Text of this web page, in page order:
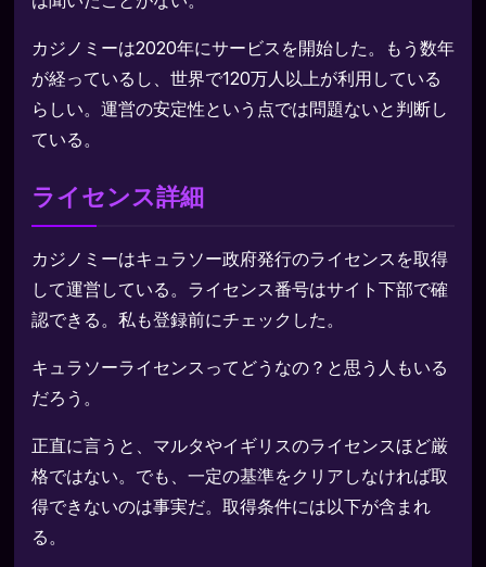
カジノミーは2020年にサービスを開始した。もう数年
が経っているし、世界で120万人以上が利用している
らしい。運営の安定性という点では問題ないと判断し
ている。
ライセンス詳細
カジノミーはキュラソー政府発行のライセンスを取得
して運営している。ライセンス番号はサイト下部で確
認できる。私も登録前にチェックした。
キュラソーライセンスってどうなの？と思う人もいる
だろう。
正直に言うと、マルタやイギリスのライセンスほど厳
格ではない。でも、一定の基準をクリアしなければ取
得できないのは事実だ。取得条件には以下が含まれ
る。